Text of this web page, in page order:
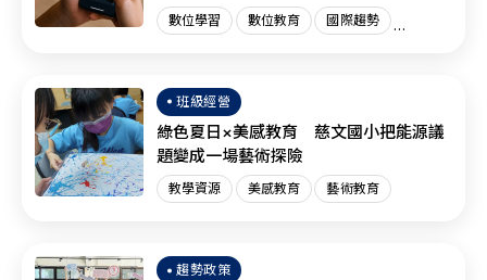
數位學習 數位教育 國際趨勢
班級經營
綠色夏日×美感教育 慈文國小把能源議
題變成一場藝術探險
教學資源 美感教育 藝術教育
趨勢政策